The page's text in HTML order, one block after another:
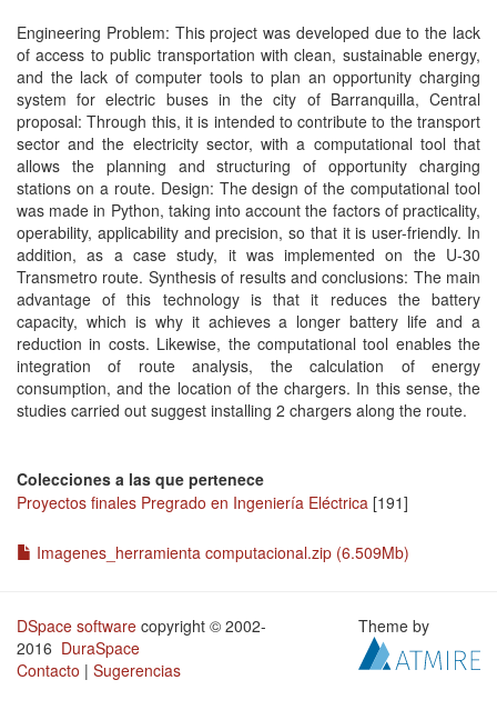
Engineering Problem: This project was developed due to the lack
of access to public transportation with clean, sustainable energy,
and the lack of computer tools to plan an opportunity charging
system for electric buses in the city of Barranquilla, Central
proposal: Through this, it is intended to contribute to the transport
sector and the electricity sector, with a computational tool that
allows the planning and structuring of opportunity charging
stations on a route. Design: The design of the computational tool
was made in Python, taking into account the factors of practicality,
operability, applicability and precision, so that it is user-friendly. In
addition, as a case study, it was implemented on the U-30
Transmetro route. Synthesis of results and conclusions: The main
advantage of this technology is that it reduces the battery
capacity, which is why it achieves a longer battery life and a
reduction in costs. Likewise, the computational tool enables the
integration of route analysis, the calculation of energy
consumption, and the location of the chargers. In this sense, the
studies carried out suggest installing 2 chargers along the route.
Colecciones a las que pertenece
Proyectos finales Pregrado en Ingeniería Eléctrica [191]
Imagenes_herramienta computacional.zip (6.509Mb)
DSpace software copyright © 2002-
2016 DuraSpace
Contacto | Sugerencias
Theme by